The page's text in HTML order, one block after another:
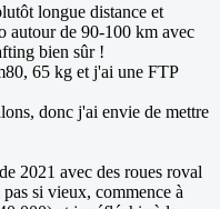
longue distance et
autour de 90-100 km avec
bien sûr !
65 kg et j'ai une FTP
donc j'ai envie de mettre
2021 avec des roues roval
si vieux, commence à